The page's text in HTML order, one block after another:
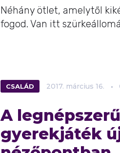
Néhány ötlet, amelytől
fogod. Van itt
CSALÁD 2017. március 16.
A
gyerekjáték